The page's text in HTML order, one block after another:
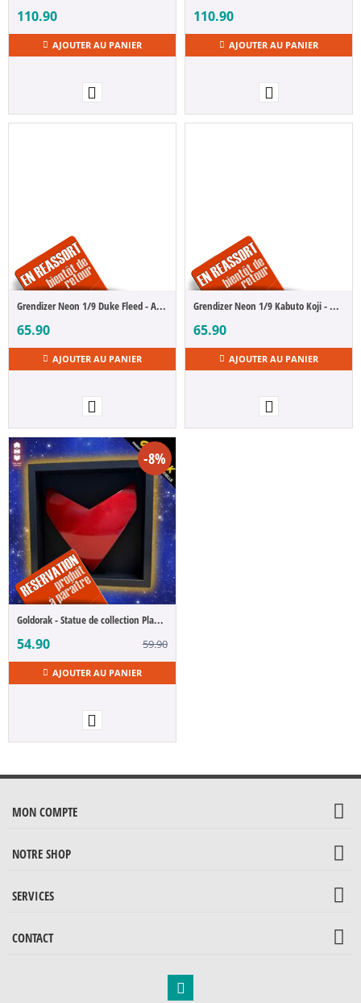
110.90
AJOUTER AU PANIER
110.90
AJOUTER AU PANIER
Grendizer Neon 1/9 Duke Fleed - Actarus 25 cm
65.90
AJOUTER AU PANIER
Grendizer Neon 1/9 Kabuto Koji - Alcor 25 cm
65.90
AJOUTER AU PANIER
-8%
Goldorak - Statue de collection Plastron sous cadre
54.90 59.90
AJOUTER AU PANIER
MON COMPTE
NOTRE SHOP
SERVICES
CONTACT